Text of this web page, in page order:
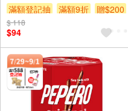
滿額登記抽
滿額9折 贈$200
$ 118
$94